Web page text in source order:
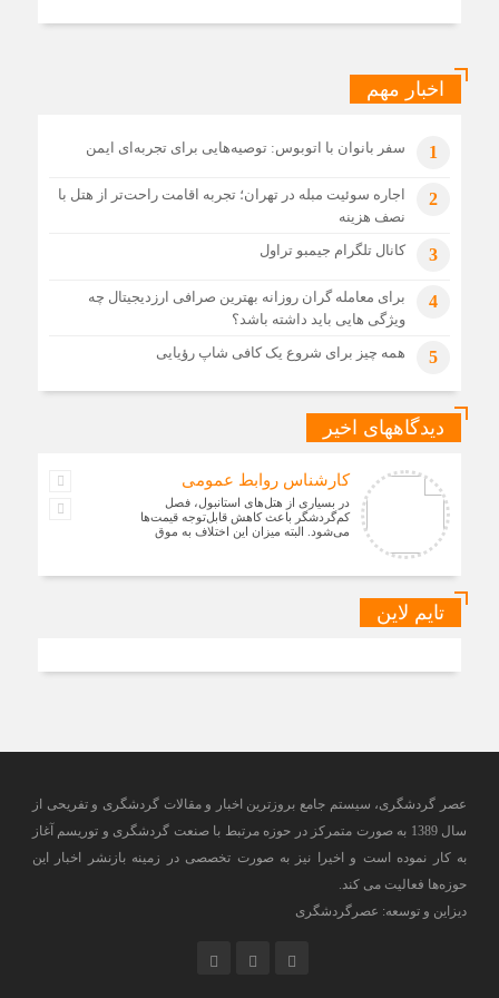
اخبار مهم
1 سفر بانوان با اتوبوس: توصیه‌هایی برای تجربه‌ای ایمن
2
اجاره سوئیت مبله در تهران؛ تجربه اقامت راحت‌تر از هتل با
نصف هزینه
3 کانال تلگرام جیمبو تراول
4
برای معامله گران روزانه بهترین صرافی ارزدیجیتال چه
ویژگی هایی باید داشته باشد؟
5 همه چیز برای شروع یک کافی شاپ رؤیایی
دیدگاههای اخیر
کارشناس روابط عمومی
در بسیاری از هتل‌های استانبول، فصل
کم‌گردشگر باعث کاهش قابل‌توجه قیمت‌ها
می‌شود. البته میزان این اختلاف به موق
تایم لاین
عصر گردشگری، سیستم جامع بروزترین اخبار و مقالات گردشگری و تفریحی از
سال 1389 به صورت متمرکز در حوزه مرتبط با صنعت گردشگری و توریسم آغاز
به کار نموده است و اخیرا نیز به صورت تخصصی در زمینه بازنشر اخبار این
حوزه‌ها فعالیت می کند.
دیزاین و توسعه: عصرگردشگری